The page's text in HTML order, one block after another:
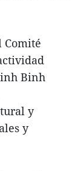
Comité
Binh
y
y